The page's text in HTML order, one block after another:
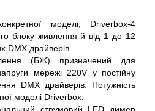
моделі, Driverbox-4
блоку живлення й від 1 до 12
DMX драйверів.
(БЖ) призначений для
мережі 220V у постійну
DMX драйверів. Потужність
моделі Driverbox.
струмовий LED димер